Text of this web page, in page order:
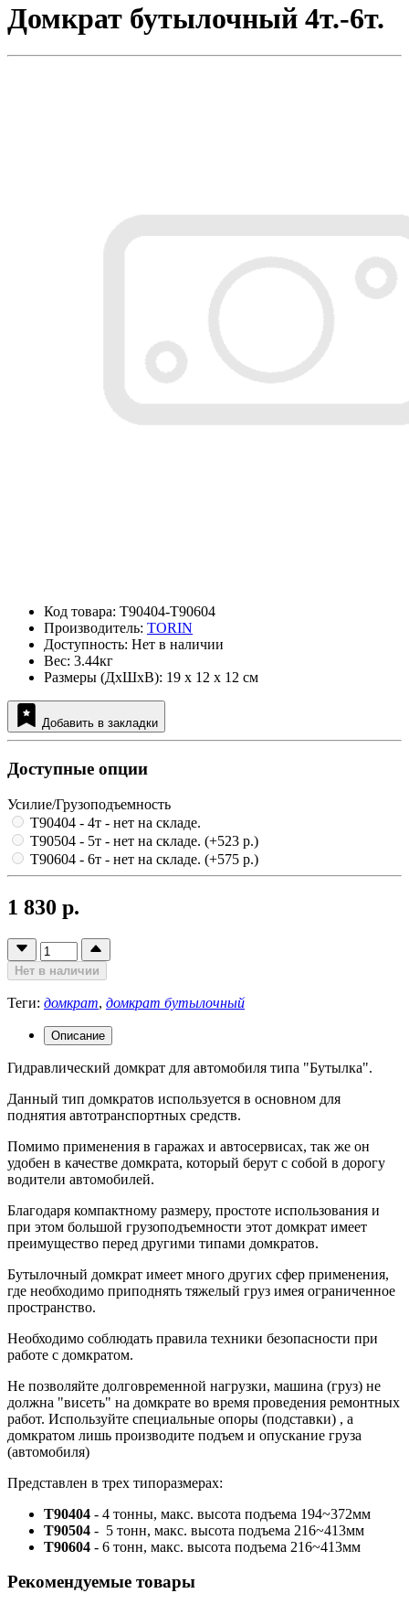
Домкрат бутылочный 4т.-6т.
Код товара: T90404-T90604
Производитель: TORIN
Доступность: Нет в наличии
Вес: 3.44кг
Размеры (ДxШxВ): 19 x 12 x 12 см
Добавить в закладки
Доступные опции
Усилие/Грузоподъемность
T90404 - 4т - нет на складе.
T90504 - 5т - нет на складе. (+523 р.)
T90604 - 6т - нет на складе. (+575 р.)
1 830 р.
Нет в наличии
Теги: домкрат, домкрат бутылочный
Описание
Гидравлический домкрат для автомобиля типа "Бутылка".
Данный тип домкратов используется в основном для
поднятия автотранспортных средств.
Помимо применения в гаражах и автосервисах, так же он
удобен в качестве домкрата, который берут с собой в дорогу
водители автомобилей.
Благодаря компактному размеру, простоте использования и
при этом большой грузоподъемности этот домкрат имеет
преимущество перед другими типами домкратов.
Бутылочный домкрат имеет много других сфер применения,
где необходимо приподнять тяжелый груз имея ограниченное
пространство.
Необходимо соблюдать правила техники безопасности при
работе с домкратом.
Не позволяйте долговременной нагрузки, машина (груз) не
должна "висеть" на домкрате во время проведения ремонтных
работ. Используйте специальные опоры (подставки) , а
домкратом лишь производите подъем и опускание груза
(автомобиля)
Представлен в трех типоразмерах:
T90404 - 4 тонны, макс. высота подъема 194~372мм
T90504 - 5 тонн, макс. высота подъема 216~413мм
T90604 - 6 тонн, макс. высота подъема 216~413мм
Рекомендуемые товары